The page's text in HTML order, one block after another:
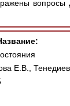
вопросы
Е.В.,